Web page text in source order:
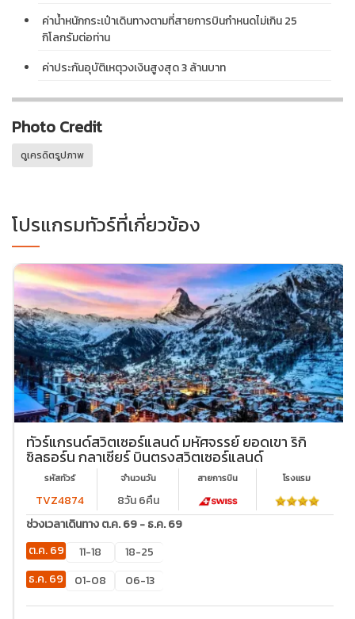
ค่าน้ำหนักกระเป๋าเดินทางตามที่สายการบินกำหนดไม่เกิน 25
กิโลกรัมต่อท่าน
ค่าประกันอุบัติเหตุวงเงินสูงสุด 3 ล้านบาท
Photo Credit
ดูเครดิตรูปภาพ
โปรแกรมทัวร์ที่เกี่ยวข้อง
ทัวร์แกรนด์สวิตเซอร์แลนด์ มหัศจรรย์ ยอดเขา ริกิ
ชิลธอร์น กลาเซียร์ บินตรงสวิตเซอร์แลนด์
รหัสทัวร์
TVZ4874
จำนวนวัน
8วัน 6คืน
สายการบิน โรงเเรม
ช่วงเวลาเดินทาง ต.ค. 69 - ธ.ค. 69
ต.ค. 69
11-18
18-25
ธ.ค. 69
01-08 06-13